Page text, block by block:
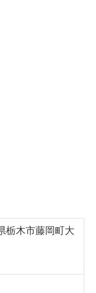
栃木市藤岡町大